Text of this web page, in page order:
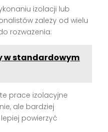
izolacji lub
zależy od wielu
rozważenia:
w standardowym
prace izolacyjne
ale bardziej
powierzyć